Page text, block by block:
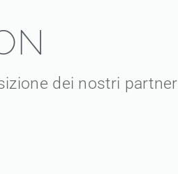
dei nostri partner